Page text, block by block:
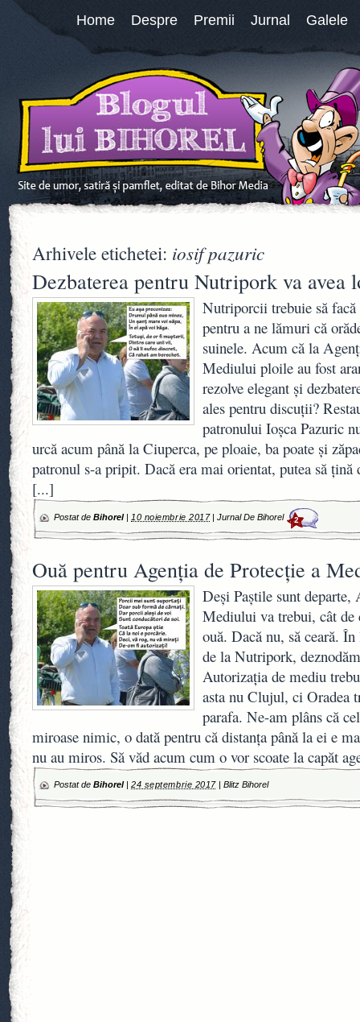
Home Despre Premii Jurnal Galele
Arhivele etichetei: iosif pazuric
Dezbaterea pentru Nutripork va avea
Nutriporcii trebuie să facă
pentru a ne lămuri că
suinele. Acum că la
Mediului ploile au fost
rezolve elegant și
ales pentru discuții?
patronului Ioșca Pazuric
urcă acum până la Ciuperca, pe ploaie, ba poate și
patronul s-a pripit. Dacă era mai orientat, putea să țină
[...]
Postat de Bihorel| 10 noiembrie 2017|Jurnal De Bihorel 2
Ouă pentru Agenția de Protecție a
Deși Paștile sunt departe,
Mediului va trebui, cât de
ouă. Dacă nu, să ceară.
de la Nutripork,
Autorizația de mediu
asta nu Clujul, ci Oradea
parafa. Ne-am plâns că
miroase nimic, o dată pentru că distanța până la ei e
nu au miros. Să văd acum cum o vor scoate la capăt
Postat de Bihorel| 24 septembrie 2017| Blitz Bihorel